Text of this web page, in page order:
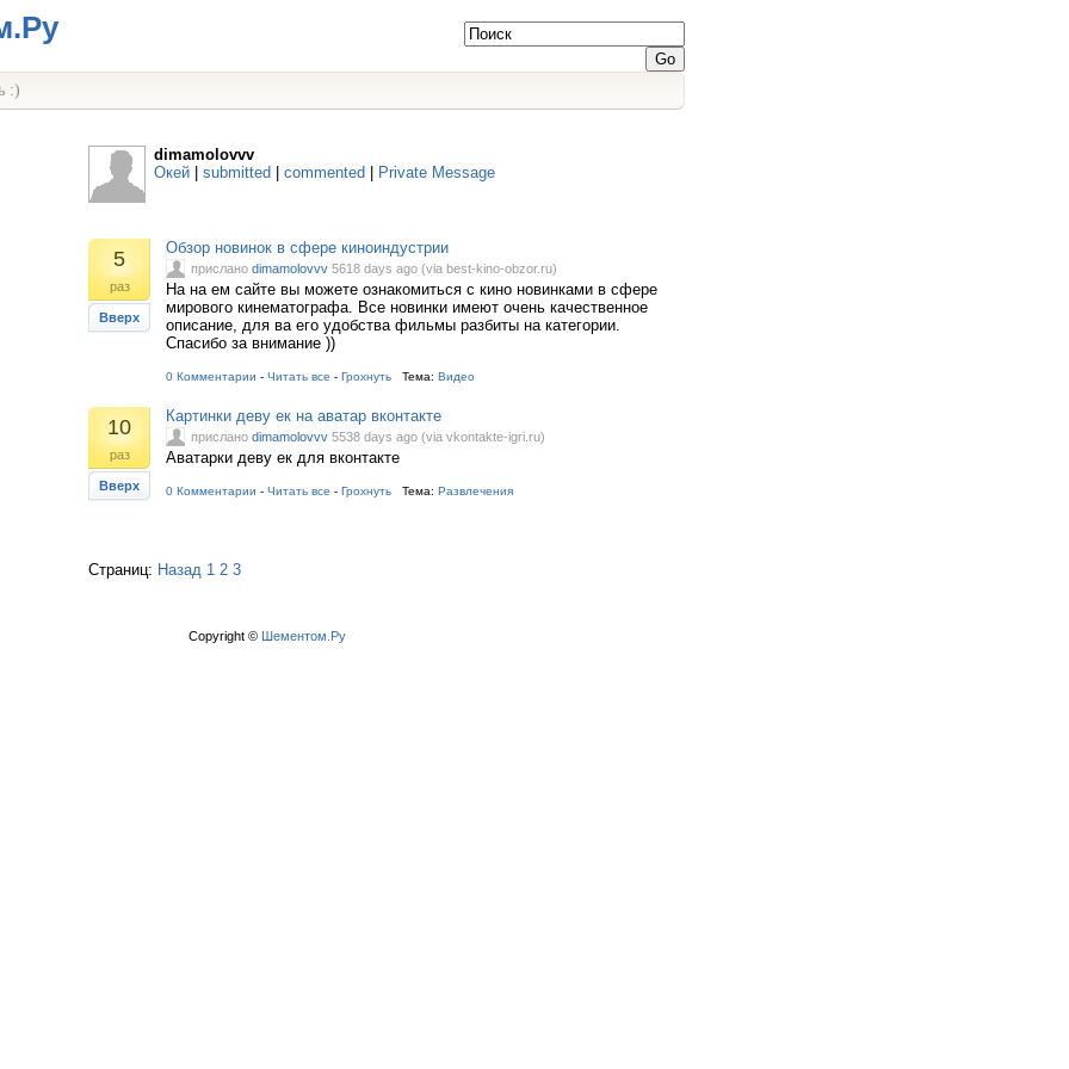
:)
dimamolovvv
Окей
submitted commented Private Message
5
раз
Вверх
Обзор новинок в сфере киноиндустрии
прислано dimamolovvv 5618 days ago (via best-kino-obzor.ru)
На на ем сайте вы можете ознакомиться с кино новинками в сфере
мирового кинематографа. Все новинки имеют очень качественное
описание, для ва его удобства фильмы разбиты на категории.
Спасибо за внимание ))
0 Комментарии - Читать все - Грохнуть Тема: Видео
10
раз
Вверх
Картинки деву ек на аватар вконтакте
прислано dimamolovvv 5538 days ago (via vkontakte-igri.ru)
Аватарки деву ек для вконтакте
0 Комментарии - Читать все - Грохнуть Тема: Развлечения
Страниц: Назад 1 2 3
Copyright © Шементом.Ру